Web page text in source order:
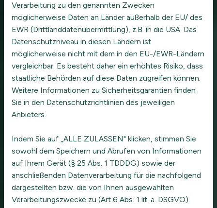
ALEA-construct
Verarbeitung zu den genannten Zwecken
möglicherweise Daten an Länder außerhalb der EU/ des
EWR (Drittlanddatenübermittlung), z.B. in die USA. Das
Datenschutzniveau in diesen Ländern ist
möglicherweise nicht mit dem in den EU-/EWR-Ländern
vergleichbar. Es besteht daher ein erhöhtes Risiko, dass
staatliche Behörden auf diese Daten zugreifen können.
Weitere Informationen zu Sicherheitsgarantien finden
Sie in den Datenschutzrichtlinien des jeweiligen
Anbieters.
Indem Sie auf „ALLE ZULASSEN" klicken, stimmen Sie
sowohl dem Speichern und Abrufen von Informationen
auf Ihrem Gerät (§ 25 Abs. 1 TDDDG) sowie der
anschließenden Datenverarbeitung für die nachfolgend
dargestellten bzw. die von Ihnen ausgewählten
Verarbeitungszwecke zu (Art 6 Abs. 1 lit. a. DSGVO).